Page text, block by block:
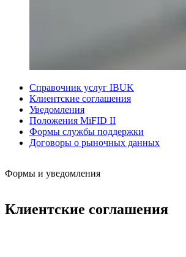
Справочник услуг IBUK
Клиентские соглашения
Уведомления
Положения MiFID II
Формы службы поддержки
Договоры о рыночных данных
Формы и уведомления
Клиентские соглашения